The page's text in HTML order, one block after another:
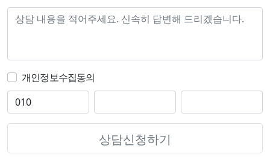
개인정보수집동의
상담신청하기